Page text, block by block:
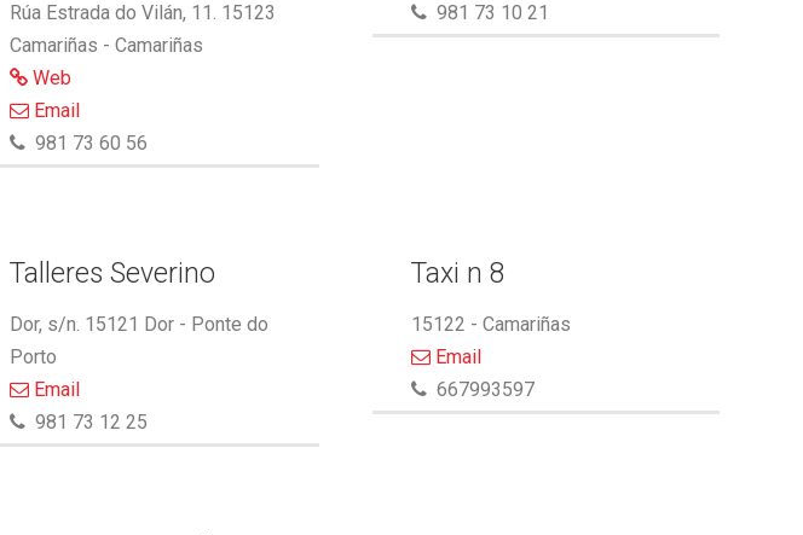
Rúa Estrada do Vilán, 11. 15123
Camariñas - Camariñas
Web
Email
981 73 60 56
981 73 10 21
Talleres Severino
Dor, s/n. 15121 Dor - Ponte do
Porto
Email
981 73 12 25
Taxi n 8
15122 - Camariñas
Email
667993597